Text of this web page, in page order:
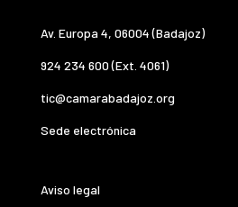
Av. Europa 4, 06004 (Badajoz)
924 234 600 (Ext. 4061)
tic@camarabadajoz.org
Sede electrónica
Aviso legal